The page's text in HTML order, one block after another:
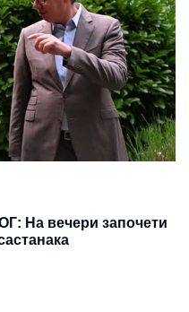
На вечери започети